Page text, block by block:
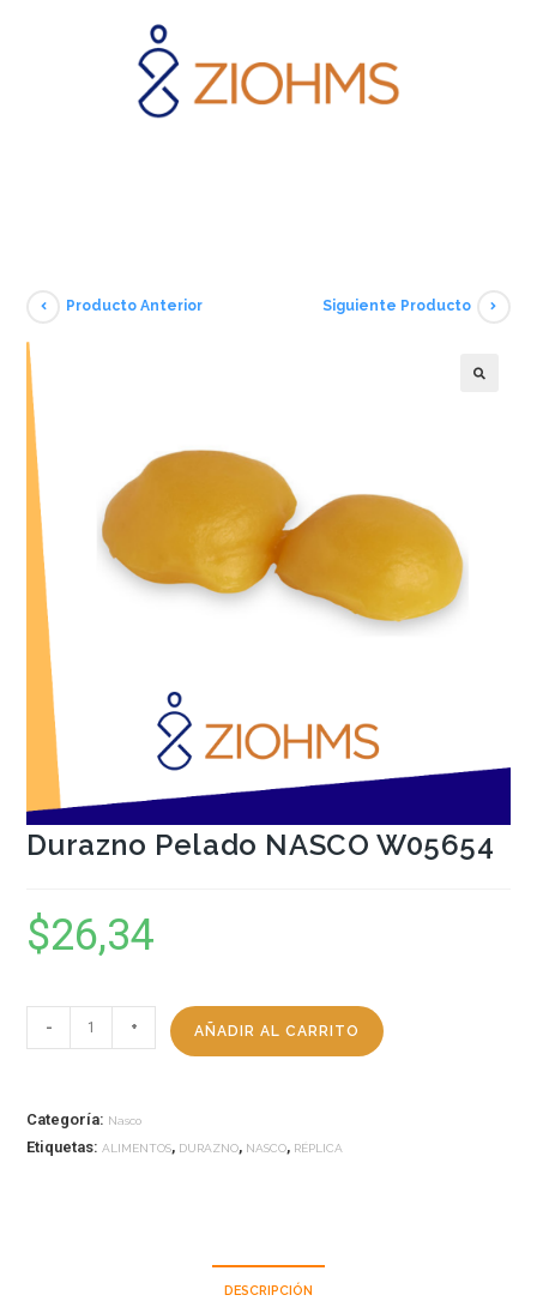
Producto Anterior Siguiente Producto
Durazno Pelado NASCO W05654
$26,34
- + AÑADIR AL CARRITO
Categoría: Nasco
Etiquetas:ALIMENTOS, DURAZNO, NASCO, RÉPLICA
DESCRIPCIÓN